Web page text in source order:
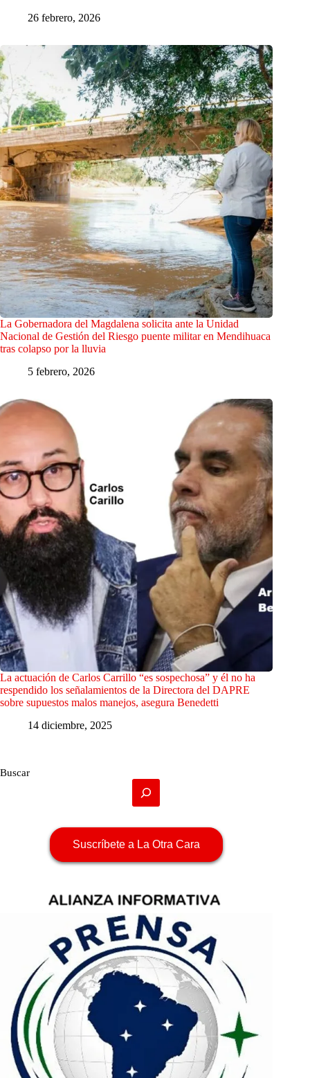
26 febrero, 2026
La Gobernadora del Magdalena solicita ante la Unidad
Nacional de Gestión del Riesgo puente militar en Mendihuaca
tras colapso por la lluvia
5 febrero, 2026
La actuación de Carlos Carrillo “es sospechosa” y él no ha
respendido los señalamientos de la Directora del DAPRE
sobre supuestos malos manejos, asegura Benedetti
14 diciembre, 2025
Buscar
Suscríbete a La Otra Cara